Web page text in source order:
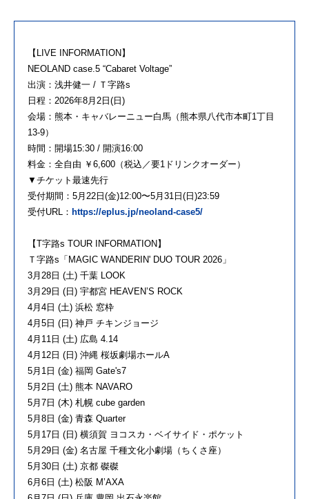
【LIVE INFORMATION】
NEOLAND case.5 “Cabaret Voltage”
出演：浅井健一 / Ｔ字路s
日程：2026年8月2日(日)
会場：熊本・キャバレーニュー白馬（熊本県八代市本町1丁目
13-9）
時間：開場15:30 / 開演16:00
料金：全自由 ￥6,600（税込／要1ドリンクオーダー）
▼チケット最速先行
受付期間：5月22日(金)12:00〜5月31日(日)23:59
受付URL： https://eplus.jp/neoland-case5/
【T字路s TOUR INFORMATION】
Ｔ字路s「MAGIC WANDERIN' DUO TOUR 2026」
3月28日 (土) 千葉 LOOK
3月29日 (日) 宇都宮 HEAVEN’S ROCK
4月4日 (土) 浜松 窓枠
4月5日 (日) 神戸 チキンジョージ
4月11日 (土) 広島 4.14
4月12日 (日) 沖縄 桜坂劇場ホールA
5月1日 (金) 福岡 Gate's7
5月2日 (土) 熊本 NAVARO
5月7日 (木) 札幌 cube garden
5月8日 (金) 青森 Quarter
5月17日 (日) 横須賀 ヨコスカ・ベイサイド・ポケット
5月29日 (金) 名古屋 千種文化小劇場（ちくさ座）
5月30日 (土) 京都 磔磔
6月6日 (土) 松阪 M’AXA